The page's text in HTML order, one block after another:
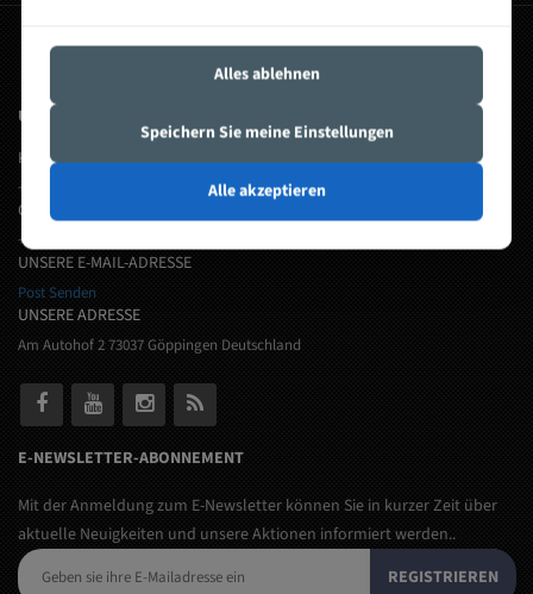
bandsägeblatt
UNSERE KONTAKTINFORMATIONEN
KUNDENDIENST
+49 7161 6567199
GSM
+4915165461960
UNSERE E-MAIL-ADRESSE
Post Senden
UNSERE ADRESSE
Am Autohof 2 73037 Göppingen Deutschland
E-NEWSLETTER-ABONNEMENT
Mit der Anmeldung zum E-Newsletter können Sie in kurzer Zeit über
aktuelle Neuigkeiten und unsere Aktionen informiert werden..
REGISTRIEREN
Alles ablehnen
Speichern Sie meine Einstellungen
Alle akzeptieren